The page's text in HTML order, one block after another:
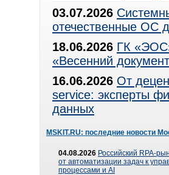
03.07.2026
отечественные ОС
18.06.2026 ГК
«Весенний
16.06.2026 От
service: эксперты
данных
MSKIT.RU: последние новости
04.08.2026 Российский RPA-
от автоматизации задач к
процессами и AI